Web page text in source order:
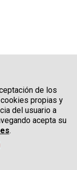
de los
propias y
del usuario a
acepta su
.